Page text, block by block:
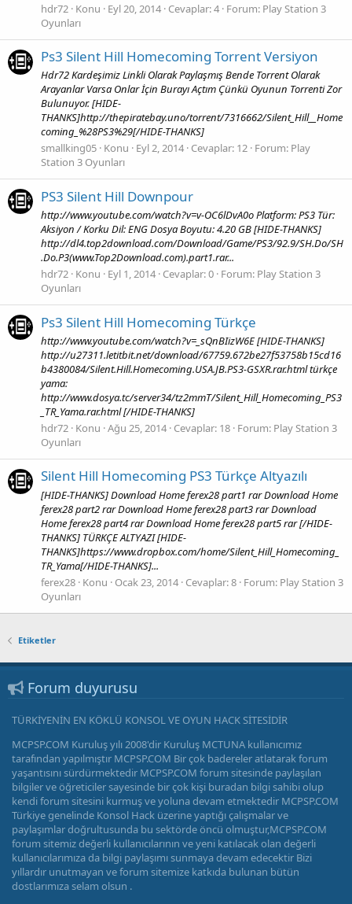
hdr72 Konu Eyl 20, 2014 Cevaplar: 4 Forum: Play Station 3
Oyunları
Ps3 Silent Hill Homecoming Torrent Versiyon
Hdr72 Kardeşimiz Linkli Olarak Paylaşmış Bende Torrent Olarak
Arayanlar Varsa Onlar İçin Burayı Açtım Çünkü Oyunun Torrenti Zor
Bulunuyor. [HIDE-
THANKS]http://thepiratebay.uno/torrent/7316662/Silent_Hill__Home
coming_%28PS3%29[/HIDE-THANKS]
smallking05 Konu Eyl 2, 2014 Cevaplar: 12 Forum: Play
Station 3 Oyunları
PS3 Silent Hill Downpour
http://www.youtube.com/watch?v=v-OC6lDvA0o Platform: PS3 Tür:
Aksiyon / Korku Dil: ENG Dosya Boyutu: 4.20 GB [HIDE-THANKS]
http://dl4.top2download.com/Download/Game/PS3/92.9/SH.Do/SH
.Do.P3(www.Top2Download.com).part1.rar...
hdr72 Konu Eyl 1, 2014 Cevaplar: 0 Forum: Play Station 3
Oyunları
Ps3 Silent Hill Homecoming Türkçe
http://www.youtube.com/watch?v=_sQnBIizW6E [HIDE-THANKS]
http://u27311.letitbit.net/download/67759.672be27f53758b15cd16
b4380084/Silent.Hill.Homecoming.USA.JB.PS3-GSXR.rar.html türkçe
yama:
http://www.dosya.tc/server34/tz2mmT/Silent_Hill_Homecoming_PS3
_TR_Yama.rar.html [/HIDE-THANKS]
hdr72 Konu Ağu 25, 2014 Cevaplar: 18 Forum: Play Station 3
Oyunları
Silent Hill Homecoming PS3 Türkçe Altyazılı
[HIDE-THANKS] Download Home ferex28 part1 rar Download Home
ferex28 part2 rar Download Home ferex28 part3 rar Download
Home ferex28 part4 rar Download Home ferex28 part5 rar [/HIDE-
THANKS] TÜRKÇE ALTYAZI [HIDE-
THANKS]https://www.dropbox.com/home/Silent_Hill_Homecoming_
TR_Yama[/HIDE-THANKS]...
ferex28 Konu Ocak 23, 2014 Cevaplar: 8 Forum: Play Station 3
Oyunları
Etiketler
Forum duyurusu
TÜRKİYENİN EN KÖKLÜ KONSOL VE OYUN HACK SİTESİDİR
MCPSP.COM Kuruluş yılı 2008'dir Kuruluş MCTUNA kullanıcımız
tarafından yapılmıştır MCPSP.COM Bir çok badereler atlatarak forum
yaşantısını sürdürmektedir MCPSP.COM forum sitesinde paylaşılan
bilgiler ve öğreticiler sayesinde bir çok kişi buradan bilgi sahibi olup
kendi forum sitesini kurmuş ve yoluna devam etmektedir MCPSP.COM
Türkiye genelinde Konsol Hack üzerine yaptığı çalışmalar ve
paylaşımlar doğrultusunda bu sektörde öncü olmuştur,MCPSP.COM
forum sitemiz değerli kullanıcılarının ve yeni katılacak olan değerli
kullanıcılarımıza da bilgi paylaşımı sunmaya devam edecektir Bizi
yıllardır unutmayan ve forum sitemize katkıda bulunan bütün
dostlarımıza selam olsun .